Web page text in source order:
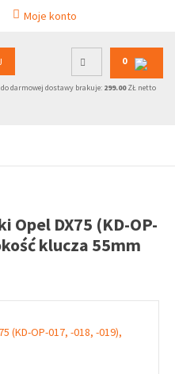
Moje konto
0
do darmowej dostawy brakuje: 299.00ZŁ netto
Opel DX75 (KD-OP-
klucza 55mm